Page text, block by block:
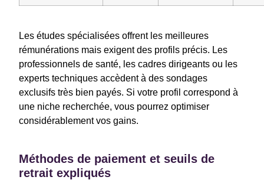
Les études spécialisées offrent les meilleures
rémunérations mais exigent des profils précis. Les
professionnels de santé, les cadres dirigeants ou les
experts techniques accèdent à des sondages
exclusifs très bien payés. Si votre profil correspond à
une niche recherchée, vous pourrez optimiser
considérablement vos gains.
Méthodes de paiement et seuils de
retrait expliqués